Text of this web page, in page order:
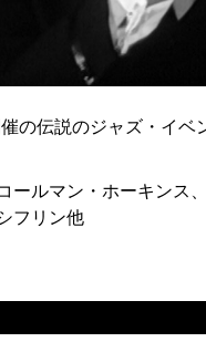
の伝説のジャズ・イ
ールマン・ホーキン
フリン他